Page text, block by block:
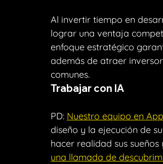
Al invertir tiempo en
lograr una ventaja
enfoque estratégico
además de atraer
comunes.
Trabajar con IA
PD: Nuestro equipo en
diseño y la ejecución de
hacer realidad sus
una llamada de